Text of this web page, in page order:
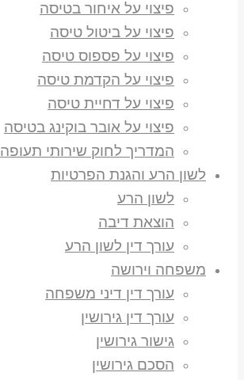
פיצוי על איחור בטיסה
פיצוי על ביטול טיסה
פיצוי על פספוס טיסה
פיצוי על הקדמת טיסה
פיצוי על דחיית טיסה
פיצוי על אובר בוקינג בטיסה
המדריך לחוק שירותי תעופה
לשון הרע והגנת הפרטיות
לשון הרע
הוצאת דיבה
עורך דין לשון הרע
משפחה וירושה
עורך דין דיני משפחה
עורך דין גירושין
גישור גירושין
הסכם גירושין